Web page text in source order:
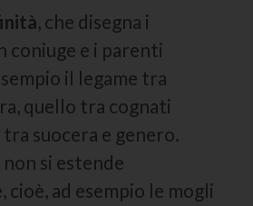
, che disegna i
coniuge e i parenti
il legame tra
quello tra cognati
suocera e genero.
non si estende
ad esempio le mogli